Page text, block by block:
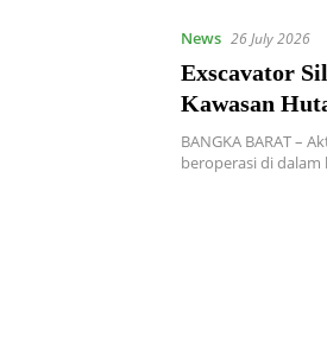
News 26 July 2026
Exscavator
Kawasan
Perkebunan
BANGKA BARAT –
beroperasi di